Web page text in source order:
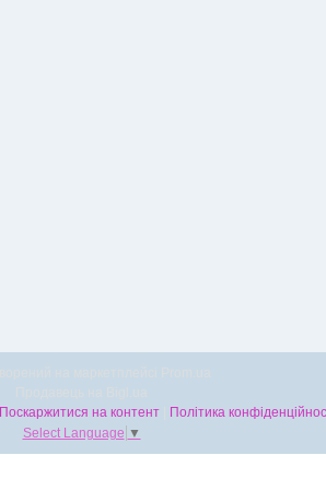
Поскаржитися на контент
Політика
Select Language ▼